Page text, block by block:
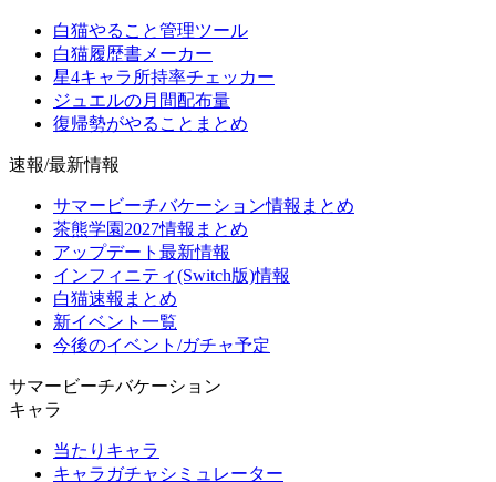
白猫やること管理ツール
白猫履歴書メーカー
星4キャラ所持率チェッカー
ジュエルの月間配布量
復帰勢がやることまとめ
速報/最新情報
サマービーチバケーション情報まとめ
茶熊学園2027情報まとめ
アップデート最新情報
インフィニティ(Switch版)情報
白猫速報まとめ
新イベント一覧
今後のイベント/ガチャ予定
サマービーチバケーション
キャラ
当たりキャラ
キャラガチャシミュレーター